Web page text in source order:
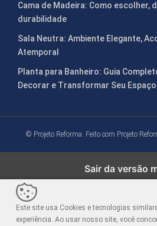
Cama de Madeira: Como escolher,
durabilidade
Sala Neutra: Ambiente Elegante,
Atemporal
Planta para Banheiro: Guia
Decorar e Transformar Seu Espaço
© Projeto Reforma. Feito com Projeto
Este site usa Cookies e tecnologias
experiência. Ao usar nosso site, você
Sair da versão